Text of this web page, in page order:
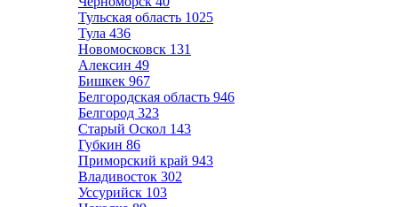
Тульская область 1025
Тула 436
Новомосковск 131
Алексин 49
Бишкек 967
Белгородская область 946
Белгород 323
Старый Оскол 143
Губкин 86
Приморский край 943
Владивосток 302
Уссурийск 103